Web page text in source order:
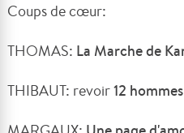
Coups de cœur:
THOMAS: La Marche de
THIBAUT: revoir12